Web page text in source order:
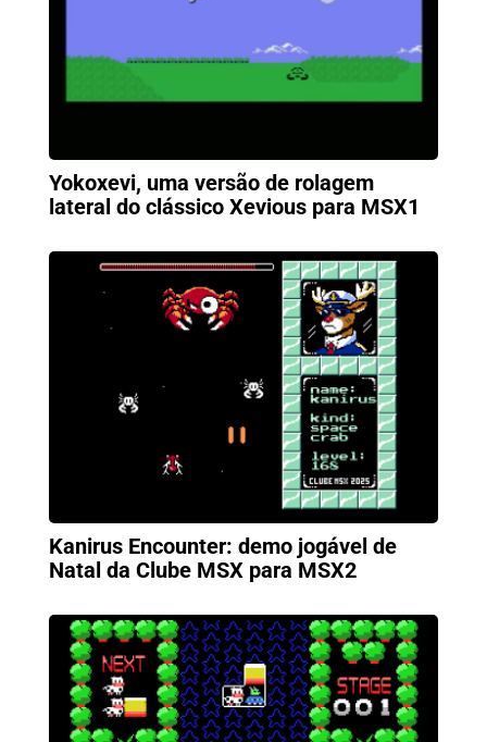
Yokoxevi, uma versão de rolagem
lateral do clássico Xevious para MSX1
Kanirus Encounter: demo jogável de
Natal da Clube MSX para MSX2